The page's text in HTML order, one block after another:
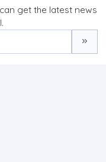
get the latest news